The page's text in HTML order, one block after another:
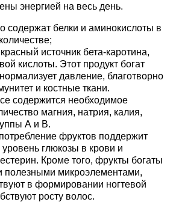
энергией на весь день.
содержат белки и аминокислоты в
источник бета-каротина,
кислоты. Этот продукт богат
давление, благотворно
и костные ткани.
содержится необходимое
магния, натрия, калия,
А и В.
фруктов поддержит
глюкозы в крови и
Кроме того, фрукты богаты
полезными микроэлементами,
в формировании ногтевой
росту волос.